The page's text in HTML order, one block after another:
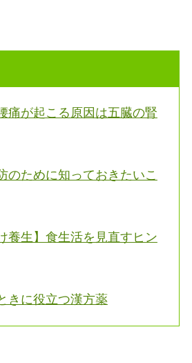
痛が起こる原因は五臓の腎
のために知っておきたいこ
養生】食生活を見直すヒン
きに役立つ漢方薬